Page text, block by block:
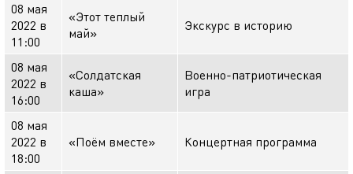
08 мая
2022 в
11:00
«Этот теплый
май»
Экскурс в историю
08 мая
2022 в
16:00
«Солдатская
каша»
Военно-патриотическая
игра
08 мая
2022 в
18:00
«Поём вместе» Концертная программа